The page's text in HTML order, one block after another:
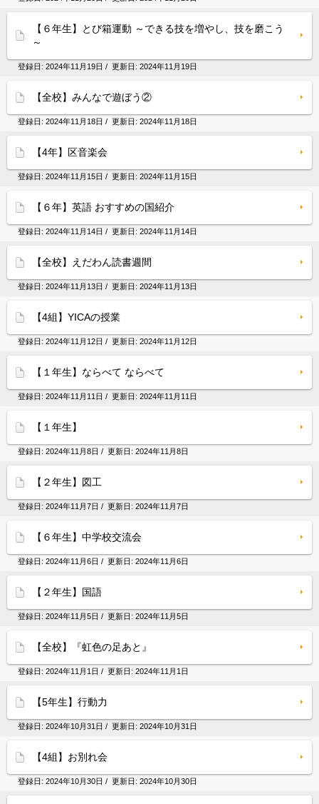
【６年生】とび箱運動 ～できる技を増やし、技を磨こう
～
登録日: 2024年11月19日 / 更新日: 2024年11月19日
【全校】みんなで遊ぼう②
登録日: 2024年11月18日 / 更新日: 2024年11月18日
【4年】区音楽会
登録日: 2024年11月15日 / 更新日: 2024年11月15日
【６年】英語 おすすめの国紹介
登録日: 2024年11月14日 / 更新日: 2024年11月14日
【全校】えだわん読書週間
登録日: 2024年11月13日 / 更新日: 2024年11月13日
【4組】YICAの授業
登録日: 2024年11月12日 / 更新日: 2024年11月12日
【１年生】ならべて ならべて
登録日: 2024年11月11日 / 更新日: 2024年11月11日
【１年生】
登録日: 2024年11月8日 / 更新日: 2024年11月8日
【２年生】図工
登録日: 2024年11月7日 / 更新日: 2024年11月7日
【６年生】中学校交流会
登録日: 2024年11月6日 / 更新日: 2024年11月6日
【２年生】国語
登録日: 2024年11月5日 / 更新日: 2024年11月5日
【全校】『虹色の足あと』
登録日: 2024年11月1日 / 更新日: 2024年11月1日
【5年生】行動力
登録日: 2024年10月31日 / 更新日: 2024年10月31日
【4組】お別れ会
登録日: 2024年10月30日 / 更新日: 2024年10月30日